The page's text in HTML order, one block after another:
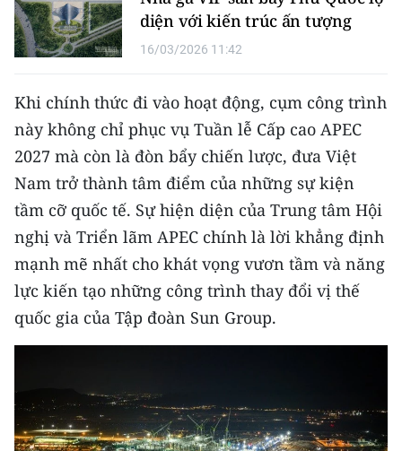
diện với kiến trúc ấn tượng
16/03/2026 11:42
Khi chính thức đi vào hoạt động, cụm công trình
này không chỉ phục vụ Tuần lễ Cấp cao APEC
2027 mà còn là đòn bẩy chiến lược, đưa Việt
Nam trở thành tâm điểm của những sự kiện
tầm cỡ quốc tế. Sự hiện diện của Trung tâm Hội
nghị và Triển lãm APEC chính là lời khẳng định
mạnh mẽ nhất cho khát vọng vươn tầm và năng
lực kiến tạo những công trình thay đổi vị thế
quốc gia của Tập đoàn Sun Group.